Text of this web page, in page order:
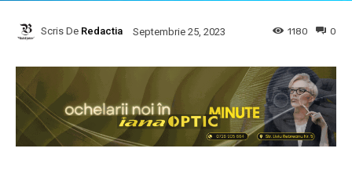
Scris De Redactia Septembrie 25, 2023 0
1180